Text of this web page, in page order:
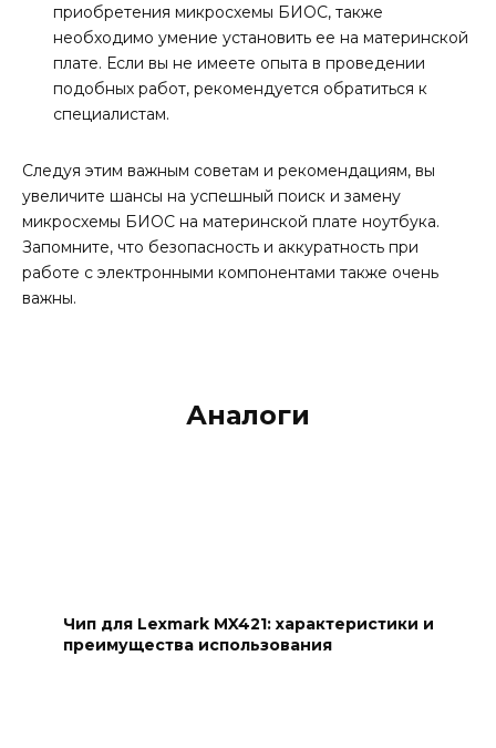
приобретения микросхемы БИОС, также
необходимо умение установить ее на материнской
плате. Если вы не имеете опыта в проведении
подобных работ, рекомендуется обратиться к
специалистам.
Следуя этим важным советам и рекомендациям, вы
увеличите шансы на успешный поиск и замену
микросхемы БИОС на материнской плате ноутбука.
Запомните, что безопасность и аккуратность при
работе с электронными компонентами также очень
важны.
Аналоги
Чип для Lexmark MX421: характеристики и
преимущества использования